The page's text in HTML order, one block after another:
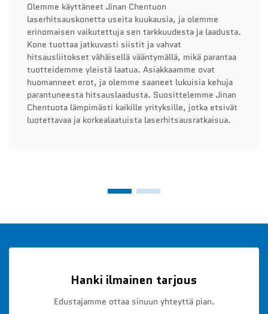
Olemme käyttäneet Jinan Chentuon
laserhitsauskonetta useita kuukausia, ja olemme
erinomaisen vaikutettuja sen tarkkuudesta ja laadusta.
Kone tuottaa jatkuvasti siistit ja vahvat
hitsausliitokset vähäisellä vääntymällä, mikä parantaa
tuotteidemme yleistä laatua. Asiakkaamme ovat
huomanneet erot, ja olemme saaneet lukuisia kehuja
parantuneesta hitsauslaadusta. Suosittelemme Jinan
Chentuota lämpimästi kaikille yrityksille, jotka etsivät
luotettavaa ja korkealaatuista laserhitsausratkaisua.
Hanki ilmainen tarjous
Edustajamme ottaa sinuun yhteyttä pian.